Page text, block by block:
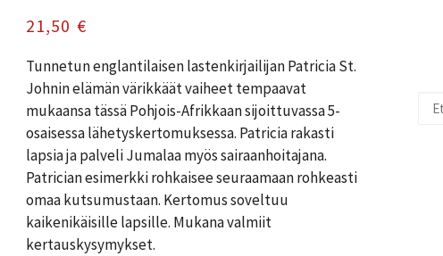
21,50€
Tunnetun englantilaisen lastenkirjailijan Patricia St.
Johnin elämän värikkäät vaiheet tempaavat
mukaansa tässä Pohjois-Afrikkaan sijoittuvassa 5-
osaisessa lähetyskertomuksessa. Patricia rakasti
lapsia ja palveli Jumalaa myös sairaanhoitajana.
Patrician esimerkki rohkaisee seuraamaan rohkeasti
omaa kutsumustaan. Kertomus soveltuu
kaikenikäisille lapsille. Mukana valmiit
kertauskysymykset.